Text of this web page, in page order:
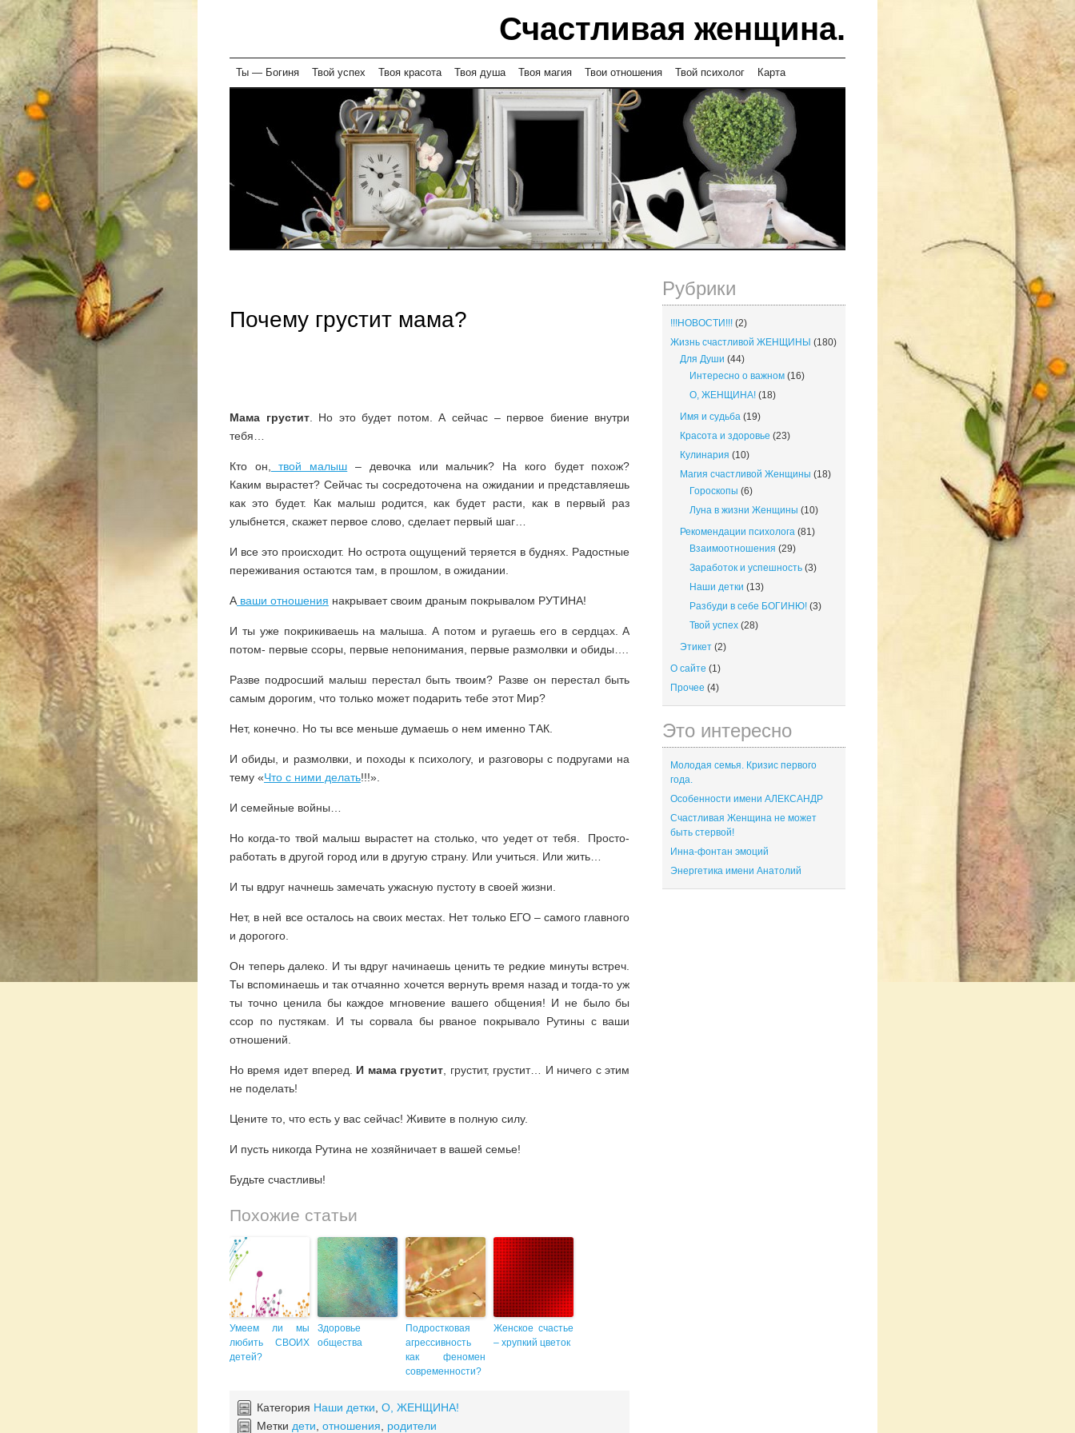
Счастливая женщина.
Skip
content
Ты — Богиня Твой успех Твоя красота Твоя душа Твоя магия Твои отношения Твой психолог Карта
Почему грустит мама?
Мама грустит. Но это будет потом. А сейчас – первое биение внутри
тебя…
Кто он, твой малыш – девочка или мальчик? На кого будет похож?
Каким вырастет? Сейчас ты сосредоточена на ожидании и представляешь
как это будет. Как малыш родится, как будет расти, как в первый раз
улыбнется, скажет первое слово, сделает первый шаг…
И все это происходит. Но острота ощущений теряется в буднях. Радостные
переживания остаются там, в прошлом, в ожидании.
Аваши отношения накрывает своим драным покрывалом РУТИНА!
И ты уже покрикиваешь на малыша. А потом и ругаешь его в сердцах. А
потом- первые ссоры, первые непонимания, первые размолвки и обиды….
Разве подросший малыш перестал быть твоим? Разве он перестал быть
самым дорогим, что только может подарить тебе этот Мир?
Нет, конечно. Но ты все меньше думаешь о нем именно ТАК.
И обиды, и размолвки, и походы к психологу, и разговоры с подругами на
тему «Что с ними делать!!!».
И семейные войны…
Но когда-то твой малыш вырастет на столько, что уедет от тебя. Просто-
работать в другой город или в другую страну. Или учиться. Или жить…
И ты вдруг начнешь замечать ужасную пустоту в своей жизни.
Нет, в ней все осталось на своих местах. Нет только ЕГО – самого главного
и дорогого.
Он теперь далеко. И ты вдруг начинаешь ценить те редкие минуты встреч.
Ты вспоминаешь и так отчаянно хочется вернуть время назад и тогда-то уж
ты точно ценила бы каждое мгновение вашего общения! И не было бы
ссор по пустякам. И ты сорвала бы рваное покрывало Рутины с ваши
отношений.
Но время идет вперед. И мама грустит , грустит, грустит… И ничего с этим
не поделать!
Цените то, что есть у вас сейчас! Живите в полную силу.
И пусть никогда Рутина не хозяйничает в вашей семье!
Будьте счастливы!
Похожие статьи
Умеем ли мы
любить СВОИХ
детей?
Здоровье
общества
Подростковая
агрессивность
как феномен
современности?
Женское счастье
– хрупкий цветок
Категория Наши детки О, ЖЕНЩИНА!
Метки дети отношения родители
Рубрики
!!!НОВОСТИ!!!(2)
Жизнь счастливой ЖЕНЩИНЫ (180)
Для Души (44)
Интересно о важном(16)
О, ЖЕНЩИНА!(18)
Имя и судьба(19)
Красота и здоровье (23)
Кулинария (10)
Магия счастливой Женщины (18)
Гороскопы (6)
Луна в жизни Женщины (10)
Рекомендации психолога(81)
Взаимоотношения (29)
Заработок и успешность(3)
Наши детки (13)
Разбуди в себе БОГИНЮ!(3)
Твой успех(28)
Этикет(2)
О сайте (1)
Прочее (4)
Это интересно
Молодая семья. Кризис первого
года.
Особенности имени АЛЕКСАНДР
Счастливая Женщина не может
быть стервой!
Инна-фонтан эмоций
Энергетика имени Анатолий